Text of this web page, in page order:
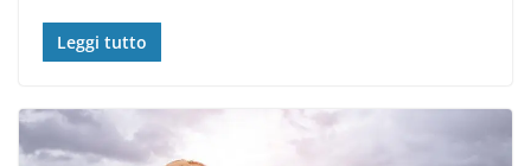
Leggi tutto